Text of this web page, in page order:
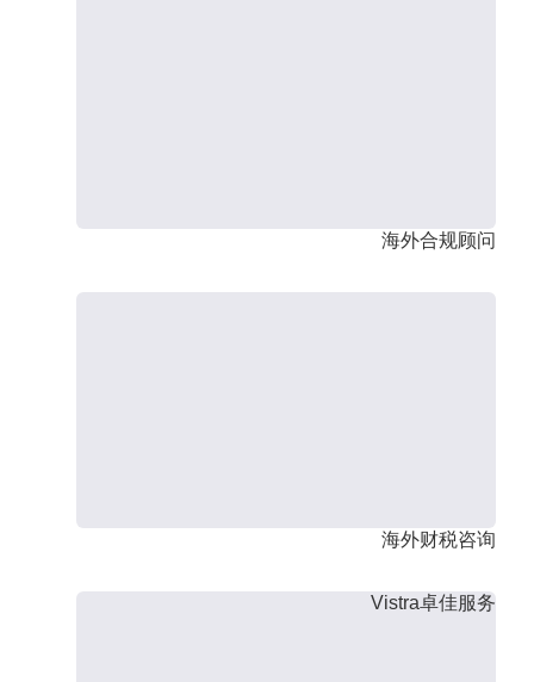
海外合规顾问
海外财税咨询
Vistra卓佳服务